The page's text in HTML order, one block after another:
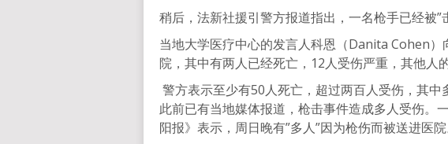
稍后，法新社援引警方报道指出，一名枪手已经被”
当地大学医疗中心的发言人科恩（Danita Cohen
院，其中有两人已经死亡，12人受伤严重，其他人
警方表示至少有50人死亡，超过两百人受伤，其中
此前已有当地媒体报道，枪击事件造成多人受伤。
阳报》表示，周日晚有”多人”因为枪伤而被送进医